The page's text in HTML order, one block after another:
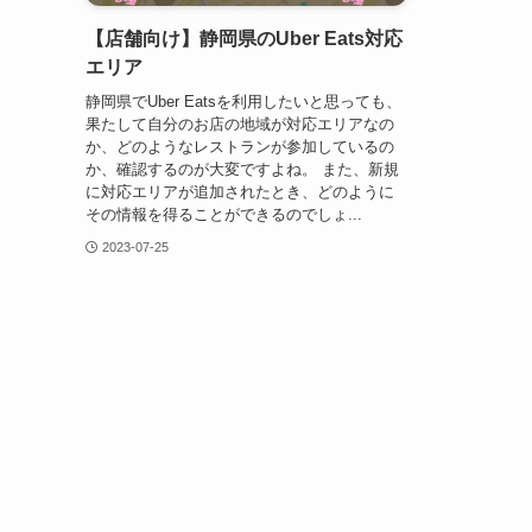
【店舗向け】静岡県のUber Eats対応
エリア
静岡県でUber Eatsを利用したいと思っても、
果たして自分のお店の地域が対応エリアなの
か、どのようなレストランが参加しているの
か、確認するのが大変ですよね。 また、新規
に対応エリアが追加されたとき、どのように
その情報を得ることができるのでしょ...
2023-07-25